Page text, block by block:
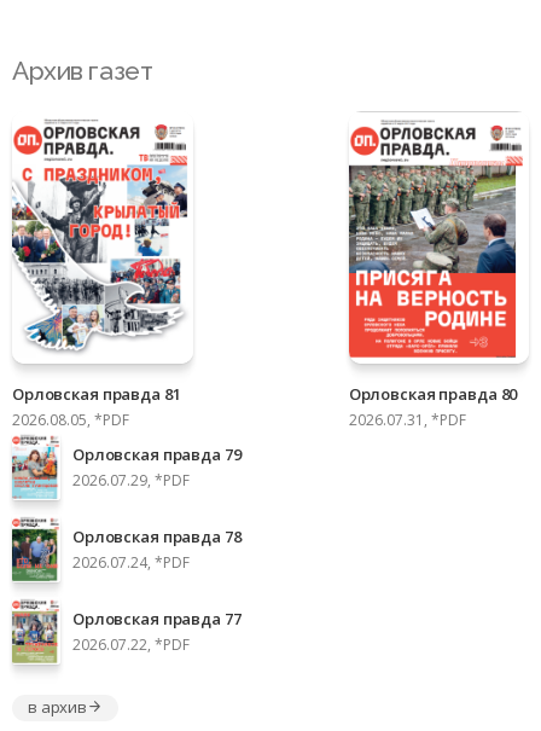
Архив газет
Орловская правда 81
2026.08.05, *PDF
Орловская правда 80
2026.07.31, *PDF
Орловская правда 79
2026.07.29, *PDF
Орловская правда 78
2026.07.24, *PDF
Орловская правда 77
2026.07.22, *PDF
в архив